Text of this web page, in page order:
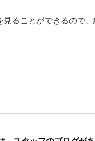
ることができるので